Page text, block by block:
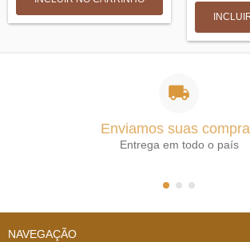
Enviamos suas
Entrega em todo o país
NAVEGAÇÃO